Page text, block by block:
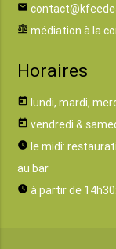
email
balance médiation à la
Horaires
today lundi, mardi,
today vendredi &
watch_later le midi:
au bar
watch_later à partir de